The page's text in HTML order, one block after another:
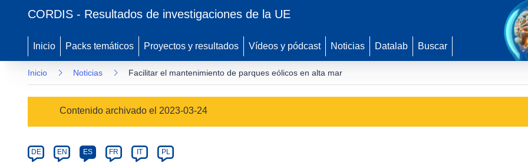
en
nueva
ventana)
CORDIS - Resultados de investigaciones de la UE
Inicio Packs temáticos Proyectos y resultados Vídeos y pódcast Noticias Datalab Buscar
Inicio Noticias Facilitar el mantenimiento de parques eólicos en alta mar
Category
Contenido archivado el 2023-03-24
Article
DE EN ES FR IT PL